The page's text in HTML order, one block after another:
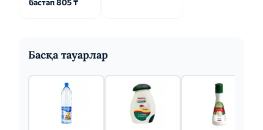
бастап 805 ₸
Басқа тауарлар